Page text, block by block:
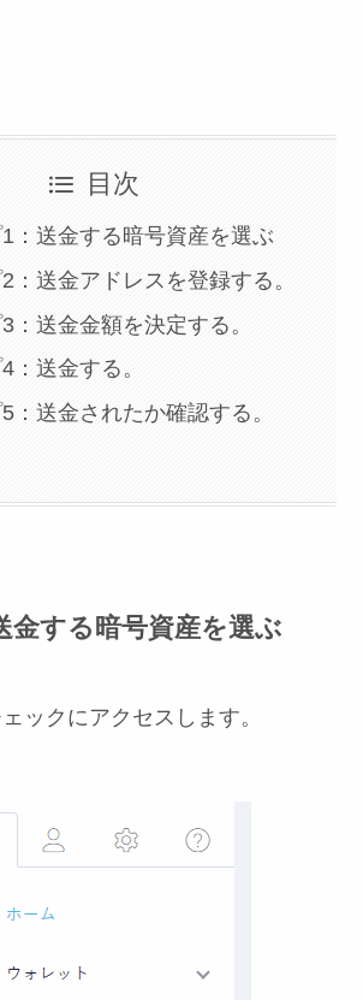
目次
：送金する暗号資産を選ぶ
：送金アドレスを登録する。
：送金金額を決定する。
：送金する。
：送金されたか確認する。
金する暗号資産を選ぶ
ックにアクセスします。